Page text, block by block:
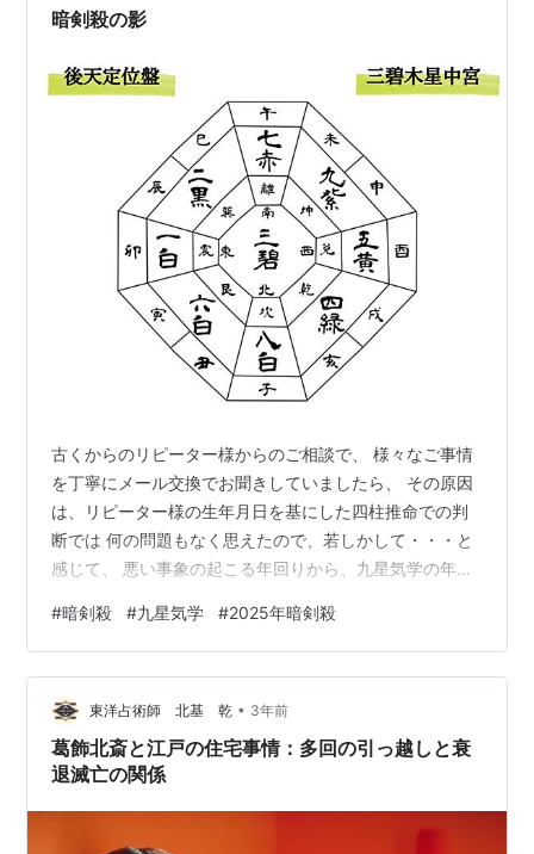
方位を選んでしまうという事です。 今までの鑑定経験か
暗剣殺の影
古くからのリピーター様からのご相談で、 様々なご事情
を丁寧にメール交換でお聞きしていましたら、 その原因
は、リピーター様の生年月日を基にした四柱推命での判
断では 何の問題もなく思えたので、若しかして・・・と
感じて、 悪い事象の起こる年回りから、九星気学の年次
位を用いてる場合に出る現象と完全に合致しました。 そ
こで急遽、過去の引っ越しの方位と年月日を調べてもら
って 改めて見てみたところ、、、。 直近の引っ越しでは
私がちゃんと判断させていただいてたので、 年月ともに
吉方位を用いていて問題はなかったのですが、 本当の問
題は数十年前の引っ越し時に、 …
#暗剣殺 #九星気学 #2025年暗剣殺
東洋占術師 北基 乾 • 3年前
葛飾北斎と江戸の住宅事情：多回の引っ越しと衰
退滅亡の関係